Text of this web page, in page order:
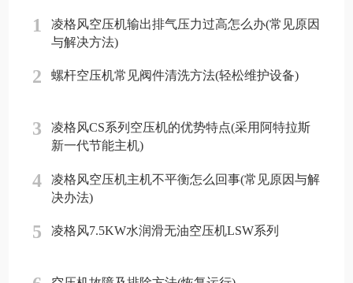
1
凌格风空压机输出排气压力过高怎么办(常见原因
与解决方法)
2 螺杆空压机常见阀件清洗方法(轻松维护设备)
3
凌格风CS系列空压机的优势特点(采用阿特拉斯
新一代节能主机)
4
凌格风空压机主机不平衡怎么回事(常见原因与解
决办法)
5 凌格风7.5KW水润滑无油空压机LSW系列